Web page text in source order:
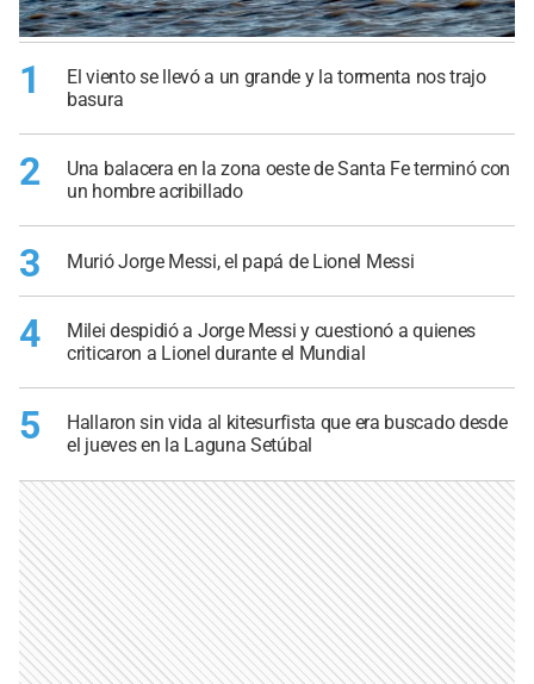
1
El viento se llevó a un grande y la tormenta nos trajo
basura
2
Una balacera en la zona oeste de Santa Fe terminó con
un hombre acribillado
3 Murió Jorge Messi, el papá de Lionel Messi
4
Milei despidió a Jorge Messi y cuestionó a quienes
criticaron a Lionel durante el Mundial
5
Hallaron sin vida al kitesurfista que era buscado desde
el jueves en la Laguna Setúbal